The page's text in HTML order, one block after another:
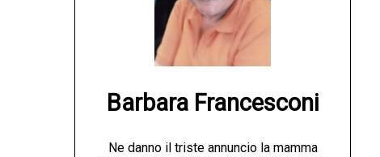
Barbara Francesconi
Ne danno il triste annuncio la mamma